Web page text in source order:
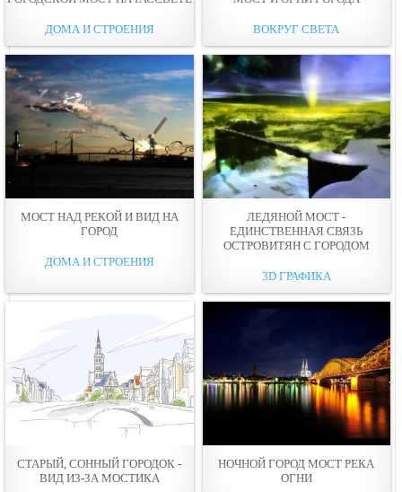
ДОМА И СТРОЕНИЯ ВОКРУГ СВЕТА
МОСТ НАД РЕКОЙ И ВИД НА
ГОРОД
ДОМА И СТРОЕНИЯ
ЛЕДЯНОЙ МОСТ -
ЕДИНСТВЕННАЯ СВЯЗЬ
ОСТРОВИТЯН С ГОРОДОМ
3D ГРАФИКА
СТАРЫЙ, СОННЫЙ ГОРОДОК -
ВИД ИЗ-ЗА МОСТИКА
НОЧНОЙ ГОРОД МОСТ РЕКА
ОГНИ